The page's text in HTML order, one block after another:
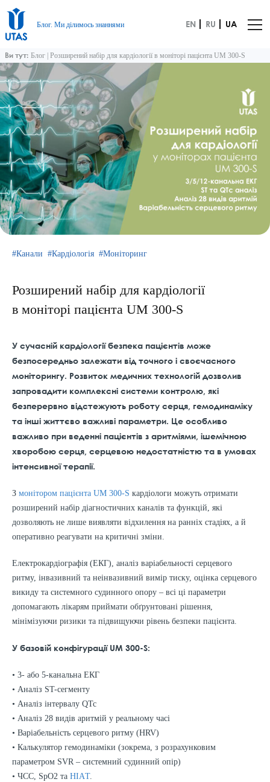
Блог. Ми ділимось знаннями EN RU UA
Ви тут: Блог Розширений набір для кардіології в моніторі пацієнта UM 300-S
Канали Кардіологія Моніторинг
Розширений набір для кардіології
в моніторі пацієнта UM 300-S
У сучасній кардіології безпека пацієнтів може
безпосередньо залежати від точного і своєчасного
моніторингу. Розвиток медичних технологій дозволив
запровадити комплексні системи контролю, які
безперервно відстежують роботу серця, гемодинаміку
та інші життєво важливі параметри. Це особливо
важливо при веденні пацієнтів з аритміями, ішемічною
хворобою серця, серцевою недостатністю та в умовах
інтенсивної терапії.
З монітором пацієнта UM 300-S кардіологи можуть отримати
розширений набір діагностичних каналів та функцій, які
дозволяють не лише виявляти відхилення на ранніх стадіях, а й
оперативно реагувати на критичні зміни.
Електрокардіографія (ЕКГ), аналіз варіабельності серцевого
ритму, інвазивний та неінвазивний вимір тиску, оцінка серцевого
викиду та системного судинного опору – всі ці параметри
допомагають лікарям приймати обґрунтовані рішення,
мінімізуючи ризики та підвищуючи рівень безпеки пацієнта.
У базовій конфігурації UM 300-S:
• 3- або 5-канальна ЕКГ
• Аналіз ST-сегменту
• Аналіз інтервалу QTc
• Аналіз 28 видів аритмій у реальному часі
• Варіабельність серцевого ритму (HRV)
• Калькулятор гемодинаміки (зокрема, з розрахунковим
параметром SVR – системний судинний опір)
• ЧСС, SpO2 та НІАT.